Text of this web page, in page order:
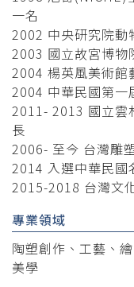
一名
2002 中央研究院動
2003 國立故宮博物
2004 楊英風美術館
2004 中華民國第一
2011- 2013 國立雲
長
2006- 至今 台灣雕
2014 入選中華民國
2015-2018 台灣文
專業領域
陶塑創作、工藝、
美學